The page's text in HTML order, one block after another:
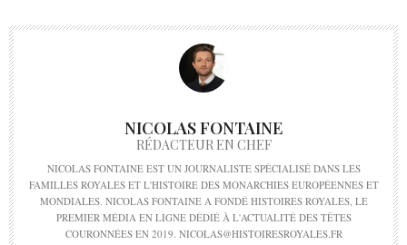
NICOLAS FONTAINE
RÉDACTEUR EN CHEF
NICOLAS FONTAINE EST UN JOURNALISTE SPÉCIALISÉ DANS LES
FAMILLES ROYALES ET L'HISTOIRE DES MONARCHIES EUROPÉENNES ET
MONDIALES. NICOLAS FONTAINE A FONDÉ HISTOIRES ROYALES, LE
PREMIER MÉDIA EN LIGNE DÉDIÉ À L'ACTUALITÉ DES TÊTES
COURONNÉES EN 2019. NICOLAS@HISTOIRESROYALES.FR